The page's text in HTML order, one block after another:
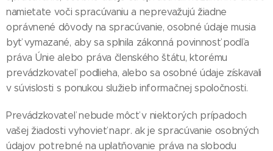
namietate voči spracúvaniu a neprevažujú žiadne
oprávnené dôvody na spracúvanie, osobné údaje musia
byť vymazané, aby sa splnila zákonná povinnosť podľa
práva Únie alebo práva členského štátu, ktorému
prevádzkovateľ podlieha, alebo sa osobné údaje získavali
v súvislosti s ponukou služieb informačnej spoločnosti.
Prevádzkovateľ nebude môcť v niektorých prípadoch
vašej žiadosti vyhovieť napr. ak je spracúvanie osobných
údajov potrebné na uplatňovanie práva na slobodu